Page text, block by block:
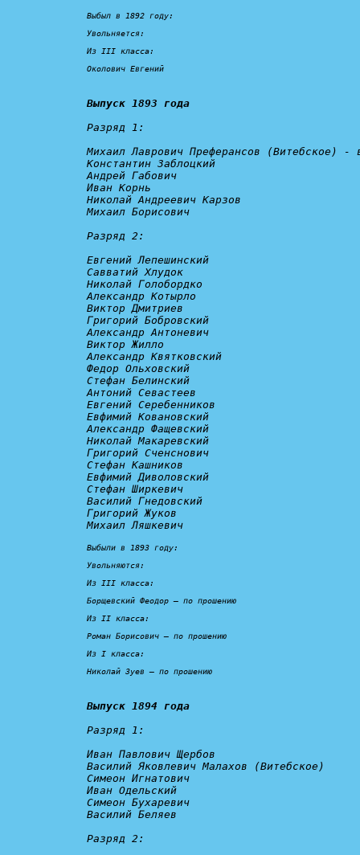
Выбыл в 1892 году:
Увольняется:
Из III класса:
Околович Евгений
Выпуск 1893 года
Разряд 1:
Михаил Лаврович Преферансов (Витебское) -
Константин Заблоцкий
Андрей Габович
Иван Корнь
Николай Андреевич Карзов
Михаил Борисович
Разряд 2:
Евгений Лепешинский
Савватий Хлудок
Николай Голобордко
Александр Котырло
Виктор Дмитриев
Григорий Бобровский
Александр Антоневич
Виктор Жилло
Александр Квятковский
Федор Ольховский
Стефан Белинский
Антоний Севастеев
Евгений Серебенников
Евфимий Ковановский
Александр Фащевский
Николай Макаревский
Григорий Сченснович
Стефан Кашников
Евфимий Диволовский
Стефан Ширкевич
Василий Гнедовский
Григорий Жуков
Михаил Ляшкевич
Выбыли в 1893 году:
Увольняются:
Из III класса:
Борщевский Феодор – по прошению
Из II класса:
Роман Борисович – по прошению
Из I класса:
Николай Зуев – по прошению
Выпуск 1894 года
Разряд 1:
Иван Павлович Щербов
Василий Яковлевич Малахов (Витебское)
Симеон Игнатович
Иван Одельский
Симеон Бухаревич
Василий Беляев
Разряд 2: